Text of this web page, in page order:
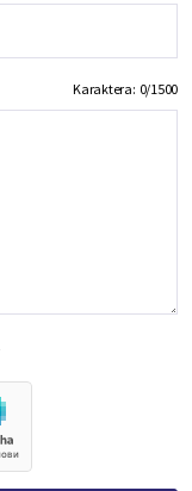
Karaktera: 0/1500